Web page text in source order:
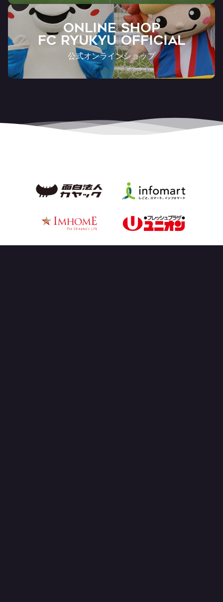
ONLINE SHOP
FC RYUKYU OFFICIAL
公式オンラインショップ